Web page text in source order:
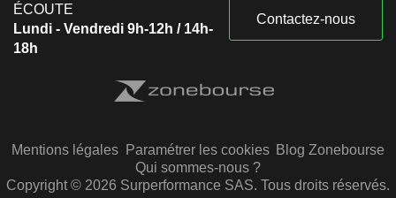
ÉCOUTE
Lundi - Vendredi 9h-12h / 14h-
18h
Contactez-nous
Mentions légales Paramétrer les cookies Blog Zonebourse
Qui sommes-nous ?
Copyright © 2026 Surperformance SAS. Tous droits réservés.